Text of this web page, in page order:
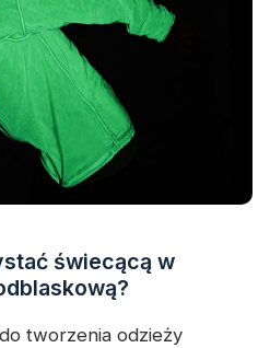
świecącą w
tworzenia odzieży